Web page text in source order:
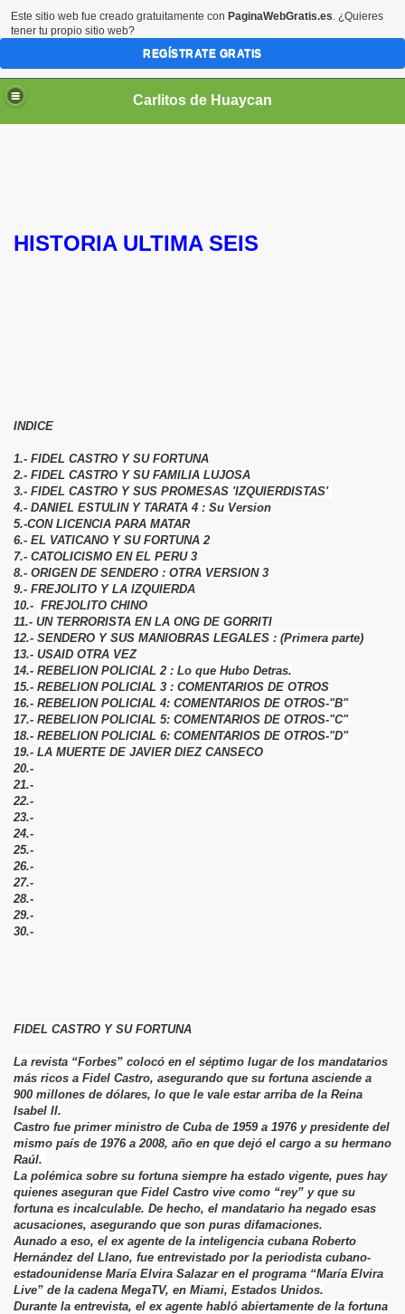
Carlitos de Huaycan
HISTORIA ULTIMA SEIS
INDICE
1.- FIDEL CASTRO Y SU FORTUNA
2.- FIDEL CASTRO Y SU FAMILIA LUJOSA
3.- FIDEL CASTRO Y SUS PROMESAS 'IZQUIERDISTAS'
4.- DANIEL ESTULIN Y TARATA 4 : Su Version
5.-CON LICENCIA PARA MATAR
6.- EL VATICANO Y SU FORTUNA 2
7.- CATOLICISMO EN EL PERU 3
8.- ORIGEN DE SENDERO : OTRA VERSION 3
9.- FREJOLITO Y LA IZQUIERDA
10.- FREJOLITO CHINO
11.- UN TERRORISTA EN LA ONG DE GORRITI
12.- SENDERO Y SUS MANIOBRAS LEGALES : (Primera parte)
13.- USAID OTRA VEZ
14.- REBELION POLICIAL 2 : Lo que Hubo Detras.
15.- REBELION POLICIAL 3 : COMENTARIOS DE OTROS
16.- REBELION POLICIAL 4: COMENTARIOS DE OTROS-"B"
17.- REBELION POLICIAL 5: COMENTARIOS DE OTROS-"C"
18.- REBELION POLICIAL 6: COMENTARIOS DE OTROS-"D"
19.- LA MUERTE DE JAVIER DIEZ CANSECO
20.-
21.-
22.-
23.-
24.-
25.-
26.-
27.-
28.-
29.-
30.-
FIDEL CASTRO Y SU FORTUNA
La revista “Forbes” colocó en el séptimo lugar de los mandatarios
más ricos a Fidel Castro, asegurando que su fortuna asciende a
900 millones de dólares, lo que le vale estar arriba de la Reina
Isabel II.
Castro fue primer ministro de Cuba de 1959 a 1976 y presidente del
mismo país de 1976 a 2008, año en que dejó el cargo a su hermano
Raúl.
La polémica sobre su fortuna siempre ha estado vigente, pues hay
quienes aseguran que Fidel Castro vive como “rey” y que su
fortuna es incalculable. De hecho, el mandatario ha negado esas
acusaciones, asegurando que son puras difamaciones.
Aunado a eso, el ex agente de la inteligencia cubana Roberto
Hernández del Llano, fue entrevistado por la periodista cubano-
estadounidense María Elvira Salazar en el programa “María Elvira
Live” de la cadena MegaTV, en Miami, Estados Unidos.
Durante la entrevista, el ex agente habló abiertamente de la fortuna
Este sitio web fue creado gratuitamente con PaginaWebGratis.es. ¿Quieres
tener tu propio sitio web?
REGÍSTRATE GRATIS